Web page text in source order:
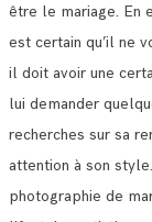
être le mariage. En
est certain qu’il ne
il doit avoir une
lui demander
recherches sur sa
attention à son
photographie de